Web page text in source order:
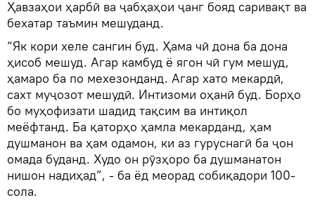
Ҳавзаҳои ҳарбӣ ва ҷабҳаҳои ҷанг бояд саривақт ва
бехатар таъмин мешуданд.
“Як кори хеле сангин буд. Ҳама чӣ дона ба дона
ҳисоб мешуд. Агар камбуд ё ягон чӣ гум мешуд,
ҳамаро ба по мехезонданд. Агар хато мекардӣ,
сахт муҷозот мешудӣ. Интизоми оҳанӣ буд. Борҳо
бо муҳофизати шадид тақсим ва интиқол
меёфтанд. Ба қаторҳо ҳамла мекарданд, ҳам
душманон ва ҳам одамон, ки аз гуруснагӣ ба ҷон
омада буданд. Худо он рӯзҳоро ба душманатон
нишон надиҳад”, - ба ёд меорад собиқадори 100-
сола.